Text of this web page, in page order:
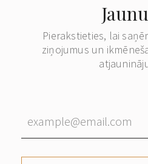
Pierakstieties, lai
ziņojumus un